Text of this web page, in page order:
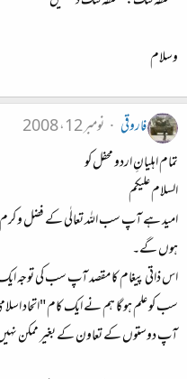
وسلام
فاروقی
نومبر 12، 2008
تمام اہلیانِ اردو محفل کو
السلام علیکم
امید ہے آپ سب اللہ تعالٰی کے فضل و
ہوں گے۔
اس ذاتی پیغام کا مقصد آپ سب کی توجہ
سب کو علم ہو گا ہم نے ایک کام "اتحاد
آپ دوستوں کے تعاون کے بغیر ممکن